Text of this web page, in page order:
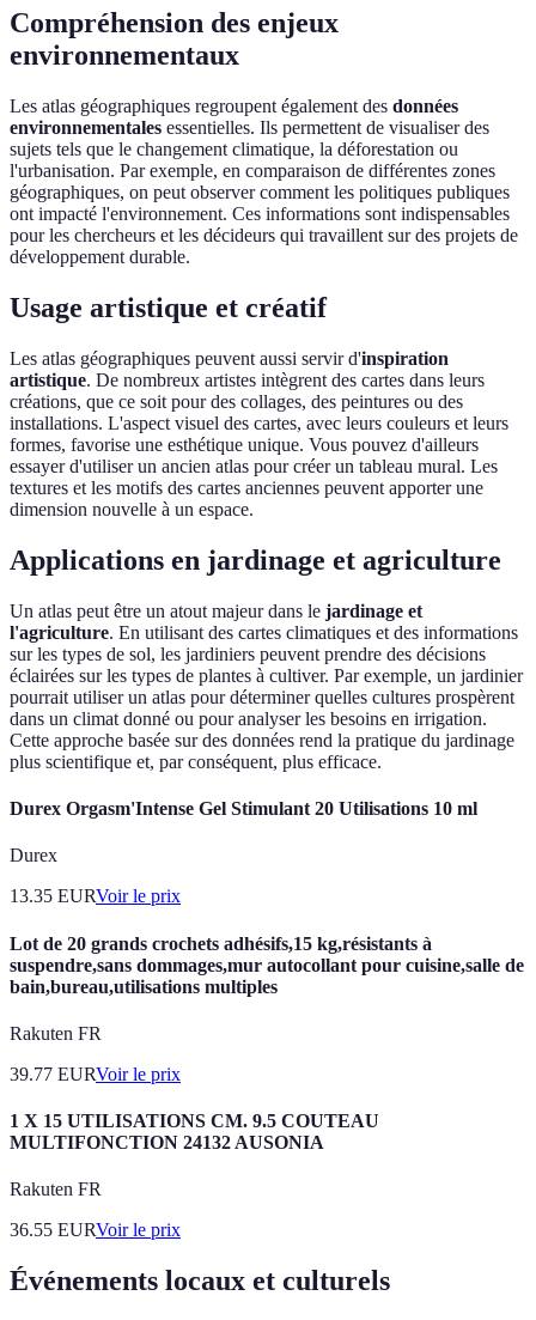
Compréhension des enjeux
environnementaux
Les atlas géographiques regroupent également des données
environnementales essentielles. Ils permettent de visualiser des
sujets tels que le changement climatique, la déforestation ou
l'urbanisation. Par exemple, en comparaison de différentes zones
géographiques, on peut observer comment les politiques publiques
ont impacté l'environnement. Ces informations sont indispensables
pour les chercheurs et les décideurs qui travaillent sur des projets de
développement durable.
Usage artistique et créatif
Les atlas géographiques peuvent aussi servir d'inspiration
artistique. De nombreux artistes intègrent des cartes dans leurs
créations, que ce soit pour des collages, des peintures ou des
installations. L'aspect visuel des cartes, avec leurs couleurs et leurs
formes, favorise une esthétique unique. Vous pouvez d'ailleurs
essayer d'utiliser un ancien atlas pour créer un tableau mural. Les
textures et les motifs des cartes anciennes peuvent apporter une
dimension nouvelle à un espace.
Applications en jardinage et agriculture
Un atlas peut être un atout majeur dans le jardinage et
l'agriculture. En utilisant des cartes climatiques et des informations
sur les types de sol, les jardiniers peuvent prendre des décisions
éclairées sur les types de plantes à cultiver. Par exemple, un jardinier
pourrait utiliser un atlas pour déterminer quelles cultures prospèrent
dans un climat donné ou pour analyser les besoins en irrigation.
Cette approche basée sur des données rend la pratique du jardinage
plus scientifique et, par conséquent, plus efficace.
Durex Orgasm'Intense Gel Stimulant 20 Utilisations 10 ml
Durex
13.35 EURVoir le prix
Lot de 20 grands crochets adhésifs,15 kg,résistants à
suspendre,sans dommages,mur autocollant pour cuisine,salle de
bain,bureau,utilisations multiples
Rakuten FR
39.77 EURVoir le prix
1 X 15 UTILISATIONS CM. 9.5 COUTEAU
MULTIFONCTION 24132 AUSONIA
Rakuten FR
36.55 EURVoir le prix
Événements locaux et culturels